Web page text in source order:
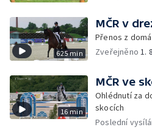
625 min
MČR v
Přenos z
Zveřejněno1.
16 min
MČR ve
Ohlédnutí za
skocích
Poslední